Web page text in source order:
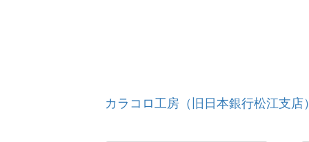
カラコロ工房（旧日本銀行松江支店